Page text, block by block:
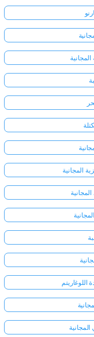
المجانية
اللوغاريتم